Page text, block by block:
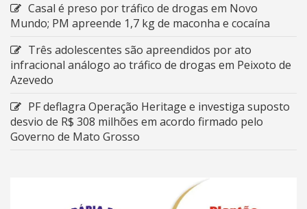
Casal é preso por tráfico de drogas em Novo
Mundo; PM apreende 1,7 kg de maconha e cocaína
Três adolescentes são apreendidos por ato
infracional análogo ao tráfico de drogas em Peixoto de
Azevedo
PF deflagra Operação Heritage e investiga suposto
desvio de R$ 308 milhões em acordo firmado pelo
Governo de Mato Grosso